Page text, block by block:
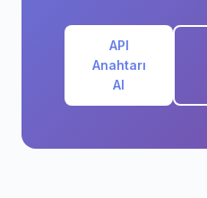
API
Anahtarı
Al